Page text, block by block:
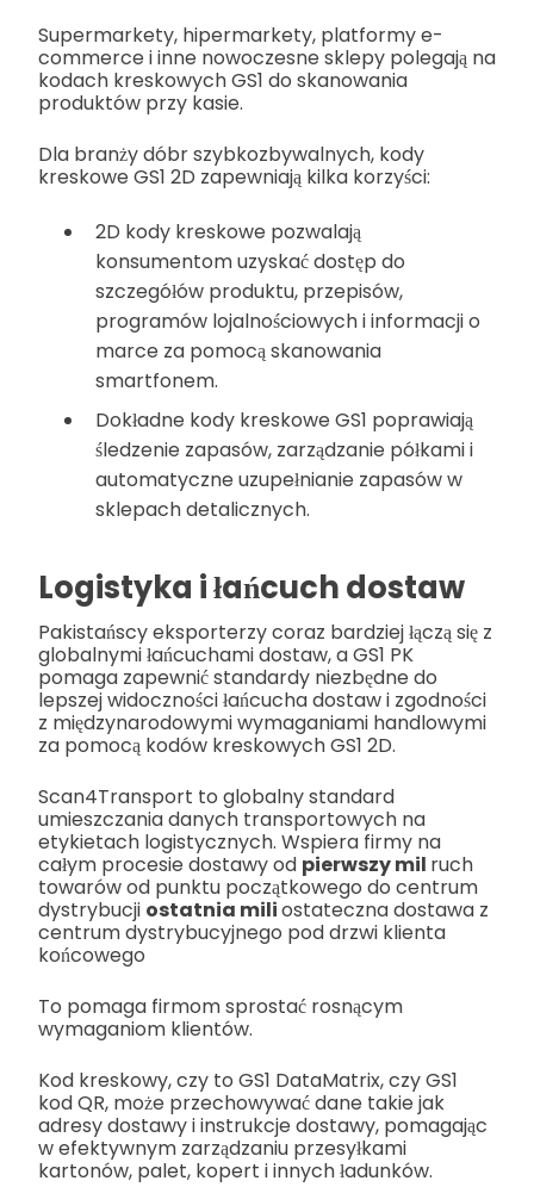
Supermarkety, hipermarkety, platformy e-
commerce i inne nowoczesne sklepy polegają na
kodach kreskowych GS1 do skanowania
produktów przy kasie.
Dla branży dóbr szybkozbywalnych, kody
kreskowe GS1 2D zapewniają kilka korzyści:
2D kody kreskowe pozwalają
konsumentom uzyskać dostęp do
szczegółów produktu, przepisów,
programów lojalnościowych i informacji o
marce za pomocą skanowania
smartfonem.
Dokładne kody kreskowe GS1 poprawiają
śledzenie zapasów, zarządzanie półkami i
automatyczne uzupełnianie zapasów w
sklepach detalicznych.
Logistyka i łańcuch dostaw
Pakistańscy eksporterzy coraz bardziej łączą się z
globalnymi łańcuchami dostaw, a GS1 PK
pomaga zapewnić standardy niezbędne do
lepszej widoczności łańcucha dostaw i zgodności
z międzynarodowymi wymaganiami handlowymi
za pomocą kodów kreskowych GS1 2D.
Scan4Transport to globalny standard
umieszczania danych transportowych na
etykietach logistycznych. Wspiera firmy na
całym procesie dostawy od pierwszy mil ruch
towarów od punktu początkowego do centrum
dystrybucji ostatnia miliostateczna dostawa z
centrum dystrybucyjnego pod drzwi klienta
końcowego
To pomaga firmom sprostać rosnącym
wymaganiom klientów.
Kod kreskowy, czy to GS1 DataMatrix, czy GS1
kod QR, może przechowywać dane takie jak
adresy dostawy i instrukcje dostawy, pomagając
w efektywnym zarządzaniu przesyłkami
kartonów, palet, kopert i innych ładunków.